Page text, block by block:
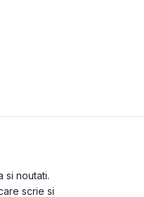
si noutati.
scrie si